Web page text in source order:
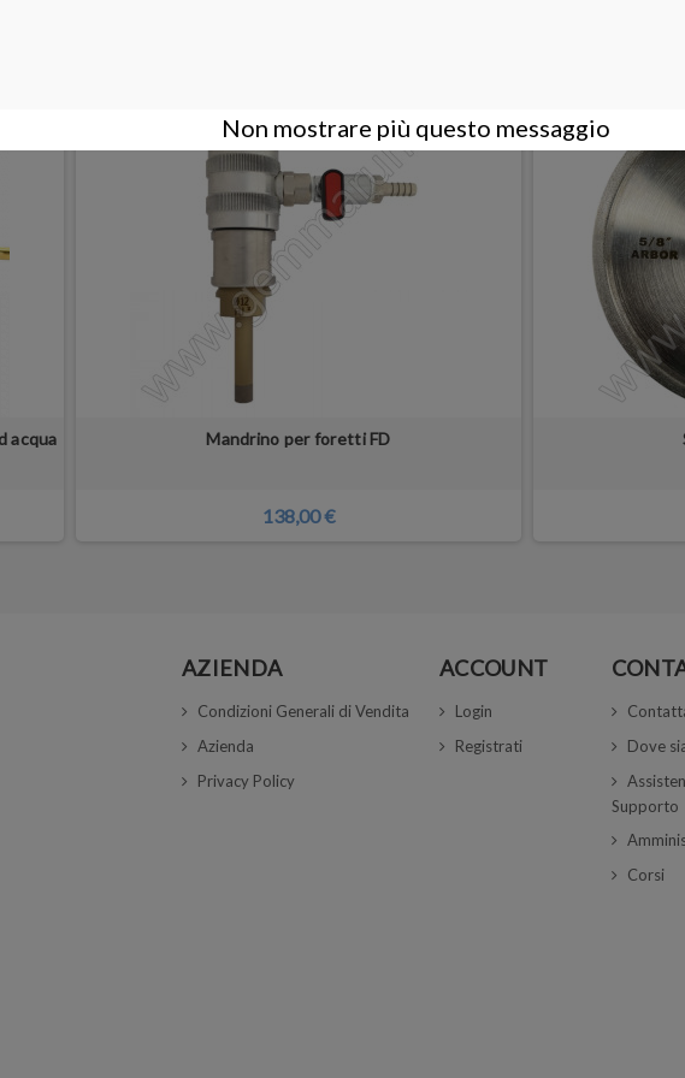
prodotto hanno comprato anche:
acqua
Mandrino per foretti FD
138,00 €
AZIENDA
Condizioni Generali di Vendita
Azienda
Privacy Policy
ACCOUNT
Login
Registrati
Dove
Supporto
Corsi
Non mostrare più questo messaggio